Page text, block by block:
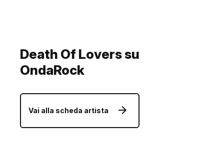
Death Of Lovers su
OndaRock
Vai alla scheda artista